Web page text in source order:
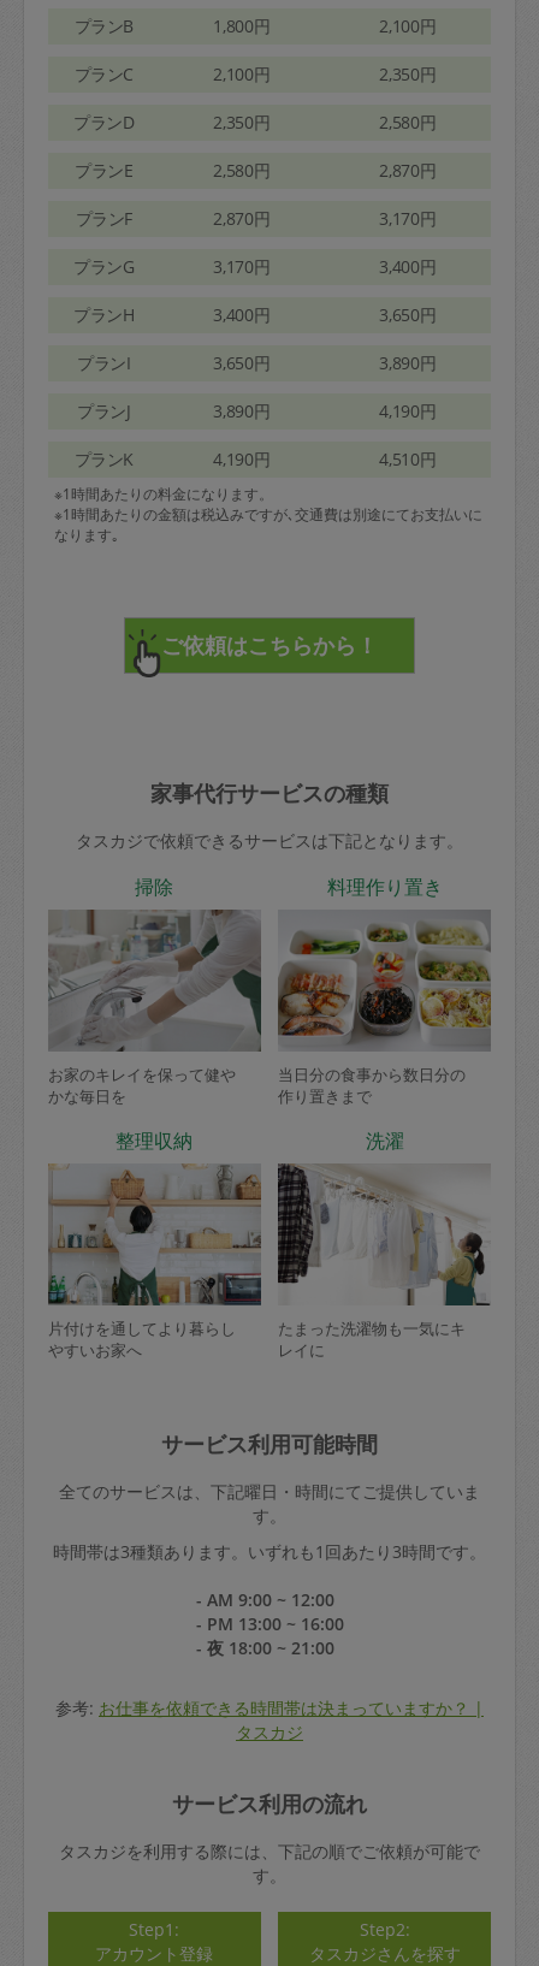
プランB 1,800円 2,100円
プランC 2,100円 2,350円
プランD 2,350円 2,580円
プランE 2,580円 2,870円
プランF 2,870円 3,170円
プランG 3,170円 3,400円
プランH 3,400円 3,650円
プランI 3,650円 3,890円
プランJ 3,890円 4,190円
プランK 4,190円 4,510円
※1時間あたりの料金になります。
※1時間あたりの金額は税込みですが､交通費は別途にてお支払いに
なります｡
家事代行サービスの種類
タスカジで依頼できるサービスは下記となります。
掃除
お家のキレイを保って健や
かな毎日を
料理作り置き
当日分の食事から数日分の
作り置きまで
整理収納
片付けを通してより暮らし
やすいお家へ
洗濯
たまった洗濯物も一気にキ
レイに
サービス利用可能時間
全てのサービスは、下記曜日・時間にてご提供していま
す。
時間帯は3種類あります。いずれも1回あたり3時間です。
- AM 9:00 ~ 12:00
- PM 13:00 ~ 16:00
- 夜 18:00 ~ 21:00
参考: お仕事を依頼できる時間帯は決まっていますか？ |
タスカジ
サービス利用の流れ
タスカジを利用する際には、下記の順でご依頼が可能で
す。
Step1:
アカウント登録
Step2:
タスカジさんを探す